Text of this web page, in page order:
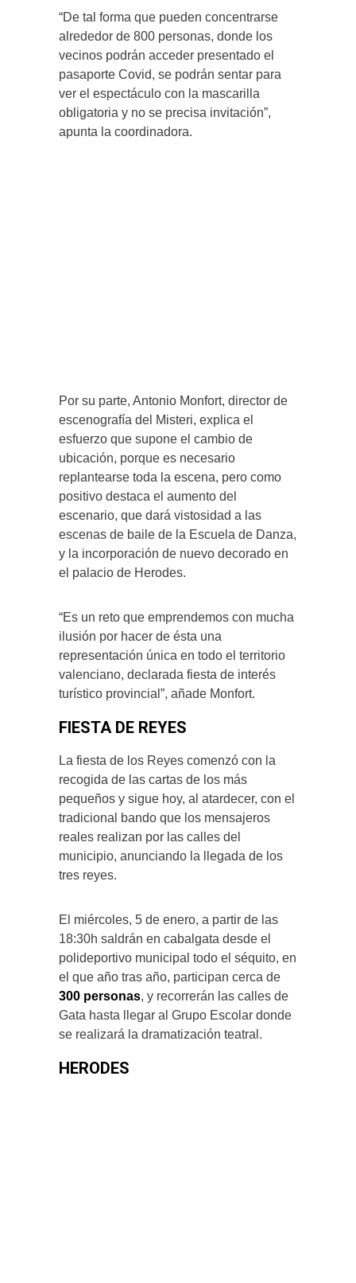
“De tal forma que pueden concentrarse
alrededor de 800 personas, donde los
vecinos podrán acceder presentado el
pasaporte Covid, se podrán sentar para
ver el espectáculo con la mascarilla
obligatoria y no se precisa invitación”,
apunta la coordinadora.
Por su parte, Antonio Monfort, director de
escenografía del Misteri, explica el
esfuerzo que supone el cambio de
ubicación, porque es necesario
replantearse toda la escena, pero como
positivo destaca el aumento del
escenario, que dará vistosidad a las
escenas de baile de la Escuela de Danza,
y la incorporación de nuevo decorado en
el palacio de Herodes.
“Es un reto que emprendemos con mucha
ilusión por hacer de ésta una
representación única en todo el territorio
valenciano, declarada fiesta de interés
turístico provincial”, añade Monfort.
FIESTA DE REYES
La fiesta de los Reyes comenzó con la
recogida de las cartas de los más
pequeños y sigue hoy, al atardecer, con el
tradicional bando que los mensajeros
reales realizan por las calles del
municipio, anunciando la llegada de los
tres reyes.
El miércoles, 5 de enero, a partir de las
18:30h saldrán en cabalgata desde el
polideportivo municipal todo el séquito, en
el que año tras año, participan cerca de
300 personas, y recorrerán las calles de
Gata hasta llegar al Grupo Escolar donde
se realizará la dramatización teatral.
HERODES